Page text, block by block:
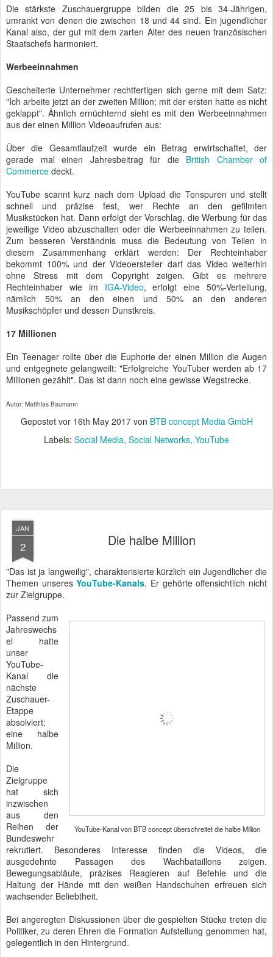
Die stärkste Zuschauergruppe bilden die 25 bis 34-Jährigen,
umrankt von denen die zwischen 18 und 44 sind. Ein jugendlicher
Kanal also, der gut mit dem zarten Alter des neuen französischen
Staatschefs harmoniert.
Werbeeinnahmen
Gescheiterte Unternehmer rechtfertigen sich gerne mit dem Satz:
"Ich arbeite jetzt an der zweiten Million; mit der ersten hatte es nicht
geklappt". Ähnlich ernüchternd sieht es mit den Werbeeinnahmen
aus der einen Million Videoaufrufen aus:
Über die Gesamtlaufzeit wurde ein Betrag erwirtschaftet, der
gerade mal einen Jahresbeitrag für die British Chamber of
Commerce deckt.
YouTube scannt kurz nach dem Upload die Tonspuren und stellt
schnell und präzise fest, wer Rechte an den gefilmten
Musikstücken hat. Dann erfolgt der Vorschlag, die Werbung für das
jeweilige Video abzuschalten oder die Werbeeinnahmen zu teilen.
Zum besseren Verständnis muss die Bedeutung von Teilen in
diesem Zusammenhang erklärt werden: Der Rechteinhaber
bekommt 100% und der Videoersteller darf das Video weiterhin
ohne Stress mit dem Copyright zeigen. Gibt es mehrere
Rechteinhaber wie im IGA-Video, erfolgt eine 50%-Verteilung,
nämlich 50% an den einen und 50% an den anderen
Musikschöpfer und dessen Dunstkreis.
17 Millionen
Ein Teenager rollte über die Euphorie der einen Million die Augen
und entgegnete gelangweilt: "Erfolgreiche YouTuber werden ab 17
Millionen gezählt". Das ist dann noch eine gewisse Wegstrecke.
Autor: Matthias Baumann
Gepostet vor 16th May 2017von BTB concept Media GmbH
Labels: Social Media Social Networks YouTube
JAN
2 Die halbe Million
"Das ist ja langweilig", charakterisierte kürzlich ein Jugendlicher die
Themen unseresYouTube-Kanals. Er gehörte offensichtlich nicht
zur Zielgruppe.
YouTube-Kanal von BTB concept überschreitet die halbe Million
Passend zum
Jahreswechs
el hatte
unser
YouTube-
Kanal die
nächste
Zuschauer-
Etappe
absolviert:
eine halbe
Million.
Die
Zielgruppe
hat sich
inzwischen
aus den
Reihen der
Bundeswehr
rekrutiert. Besonderes Interesse finden die Videos, die
ausgedehnte Passagen des Wachbataillons zeigen.
Bewegungsabläufe, präzises Reagieren auf Befehle und die
Haltung der Hände mit den weißen Handschuhen erfreuen sich
wachsender Beliebtheit.
Bei angeregten Diskussionen über die gespielten Stücke treten die
Politiker, zu deren Ehren die Formation Aufstellung genommen hat,
gelegentlich in den Hintergrund.